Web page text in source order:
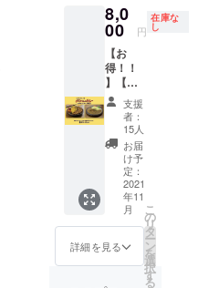
生姜・
にんに
く・香
辛料 内
容量：
200g 保
存方
法：冷
凍 添加
物：無
し アレ
ギー：
鶏肉 名
称：
ススパ
イス 原
す。 使
い方は
シンプ
ルで、
温めた
無水チ
キンカ
レーに
ミック
ススパ
イスを
混ぜる
だけ！
混ぜる
だけで
無水チ
キンカ
肉にな
りま
す。 ※
まるみ
豚さん
のロ
ゴ・
URL・
紹介文
は全て
許可を
得て使
用して
おりま
す。 ※
まるみ
豚さん
リ柔ら
かくて
感動し
まし
た」…
など、
たくさ
んのお
客様か
ら喜ば
れ、愛
される
カレー
となり
まし
た。 そ
んな名
物の
【無水
チキン
年・・
・ ご来
店され
たお客
様から
「無水
チキン
が1番美
味しい
ね〜」
「初め
て食べ
る味で
すごく
おいし
です」
「予想
くださ
いま
せ。 ※
クラウ
ドファ
ンディ
ング終
了後す
ぐにご
利用い
ただけ
ます。
リーパ
スでご
利用い
ただけ
ます。
※こちら
のリ
ターン
は店舗
のみの
ご利用
となる
ため遠
方にお
住まい
の方は
ご注意
発送】
クラウ
ドファ
ンディ
ング限
定 宮崎
ブラン
ドポー
クまる
み豚を
使った
【和風
ポーク
レー】
（店で
はジン
8,0
00 円
在庫な
し
【お
得！！
】【無
水チキ
ンカ
レー＆
まるみ
豚和風
ポーク
セッ
ト】
【各5
パック
＝10
パック
セッ
支援
者：
15人
お届
け予
定：
2021
年11
月
詳細を見る
こ
の
リ
タ
ー
ン
を
選
択
す
る